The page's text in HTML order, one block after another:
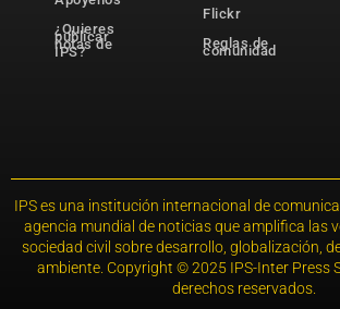
¿Quieres
publicar
notas de
IPS?
Flickr
Reglas de
comunidad
IPS es una institución internacional de
agencia mundial de noticias que amplifica las
sociedad civil sobre desarrollo, globalización,
ambiente. Copyright © 2025 IPS-Inter Press
derechos reservados.